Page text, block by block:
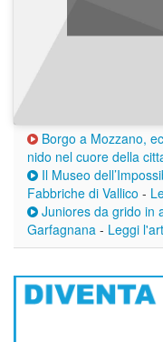
Borgo a Mozzano,
nido nel cuore della
Il Museo
Fabbriche di Vallico -
Juniores da grido in
Garfagnana - Leggi